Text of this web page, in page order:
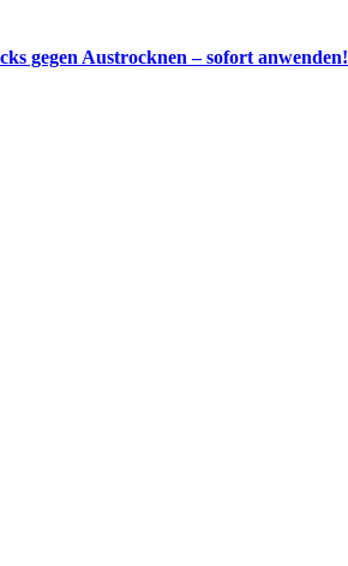
gegen Austrocknen – sofort anwenden!